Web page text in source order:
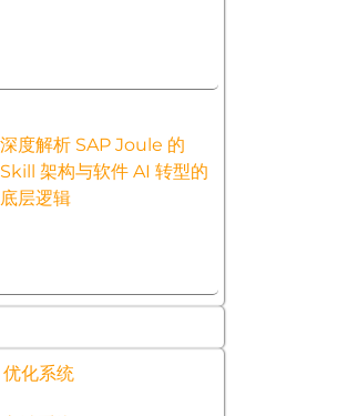
深度解析 SAP Joule 的
Skill 架构与软件 AI 转型的
底层逻辑
化系统